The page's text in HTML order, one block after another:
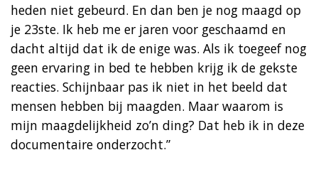
heden niet gebeurd. En dan ben je nog maagd op
je 23ste. Ik heb me er jaren voor geschaamd en
dacht altijd dat ik de enige was. Als ik toegeef nog
geen ervaring in bed te hebben krijg ik de gekste
reacties. Schijnbaar pas ik niet in het beeld dat
mensen hebben bij maagden. Maar waarom is
mijn maagdelijkheid zo’n ding? Dat heb ik in deze
documentaire onderzocht.”